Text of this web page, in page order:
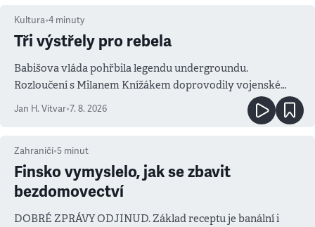
Kultura•4 minuty
Tři výstřely pro rebela
Babišova vláda pohřbila legendu undergroundu.
Rozloučení s Milanem Knížákem doprovodily vojenské
Jan H. Vitvar•7. 8. 2026
Zahraničí•5 minut
Finsko vymyslelo, jak se zbavit
bezdomovectví
DOBRÉ ZPRÁVY ODJINUD. Základ receptu je banální i